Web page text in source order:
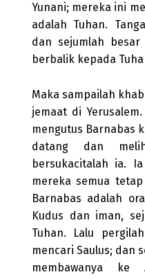
Yunani; mereka ini
adalah Tuhan.
dan sejumlah
berbalik kepada
Maka sampailah
jemaat di
mengutus Barnabas
datang dan
bersukacitalah ia.
mereka semua
Barnabas adalah
Kudus dan iman,
Tuhan. Lalu
mencari Saulus; dan
membawanya ke